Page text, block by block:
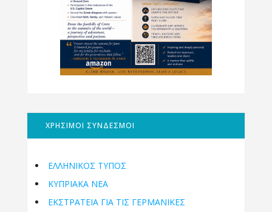
ΧΡΗΣΙΜΟΙ ΣΥΝΔΕΣΜΟΙ
ΕΛΛΗΝΙΚΟΣ ΤΥΠΟΣ
ΚΥΠΡΙΑΚΑ ΝΕΑ
ΕΚΣΤΡΑΤΕΙΑ ΓΙΑ ΤΙΣ ΓΕΡΜΑΝΙΚΕΣ